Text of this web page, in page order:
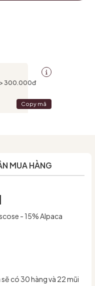
> 300.000đ
Copy mã
MUA HÀNG
- 15% Alpaca
có 30 hàng và 22 mũi